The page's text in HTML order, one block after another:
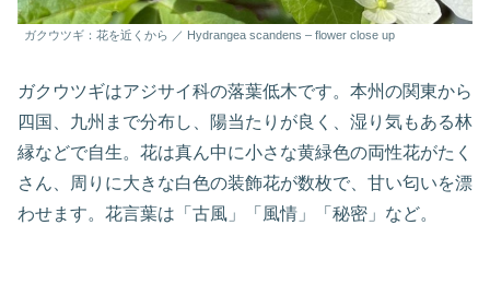
ガクウツギ：花を近くから ／ Hydrangea scandens – flower close up
ガクウツギはアジサイ科の落葉低木です。本州の関東から
四国、九州まで分布し、陽当たりが良く、湿り気もある林
縁などで自生。花は真ん中に小さな黄緑色の両性花がたく
さん、周りに大きな白色の装飾花が数枚で、甘い匂いを漂
わせます。花言葉は「古風」「風情」「秘密」など。